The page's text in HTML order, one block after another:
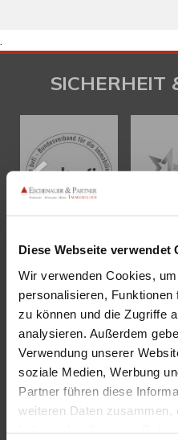
Diese Webseite verwendet
Wir verwenden Cookies,
personalisieren,
zu können und die Zugriffe
analysieren. Außerdem
Verwendung unserer
soziale Medien, Werbung
Partner führen diese
weiteren Daten zusammen,
.
SICHERHEIT
KONTAKT
Eschenauer & Partner
Immobilienmakler
Immobilien Heidelberg
Akademiestraße 1,
Tel.:06221 - 67 26 077
Mail:info@eschenauer-